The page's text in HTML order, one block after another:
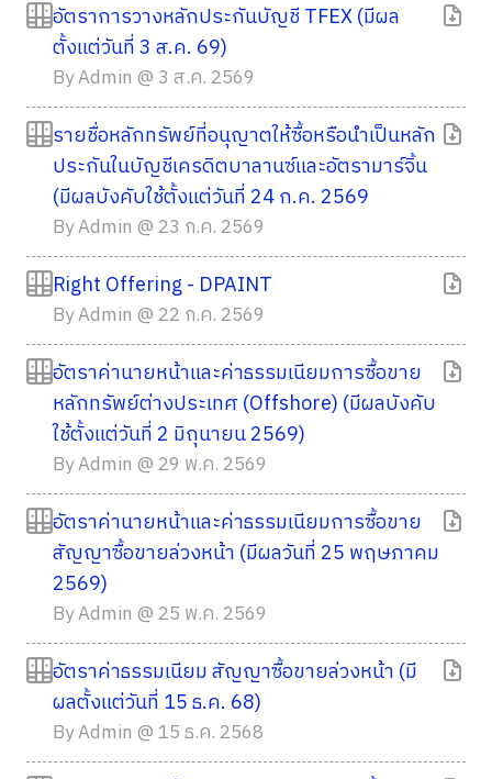
อัตราการวางหลักประกันบัญชี TFEX (มีผล
ตั้งแต่วันที่ 3 ส.ค. 69)
By Admin @ 3 ส.ค. 2569
รายชื่อหลักทรัพย์ที่อนุญาตให้ซื้อหรือนำเป็นหลัก
ประกันในบัญชีเครดิตบาลานซ์และอัตรามาร์จิ้น
(มีผลบังคับใช้ตั้งแต่วันที่ 24 ก.ค. 2569
By Admin @ 23 ก.ค. 2569
Right Offering - DPAINT
By Admin @ 22 ก.ค. 2569
อัตราค่านายหน้าและค่าธรรมเนียมการซื้อขาย
หลักทรัพย์ต่างประเทศ (Offshore) (มีผลบังคับ
ใช้ตั้งแต่วันที่ 2 มิถุนายน 2569)
By Admin @ 29 พ.ค. 2569
อัตราค่านายหน้าและค่าธรรมเนียมการซื้อขาย
สัญญาซื้อขายล่วงหน้า (มีผลวันที่ 25 พฤษภาคม
2569)
By Admin @ 25 พ.ค. 2569
อัตราค่าธรรมเนียม สัญญาซื้อขายล่วงหน้า (มี
ผลตั้งแต่วันที่ 15 ธ.ค. 68)
By Admin @ 15 ธ.ค. 2568